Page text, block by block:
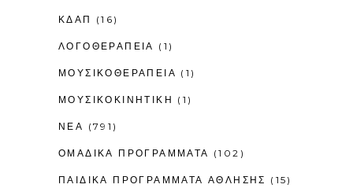
ΚΔΑΠ (16)
ΛΟΓΟΘΕΡΑΠΕΊΑ (1)
ΜΟΥΣΙΚΟΘΕΡΑΠΕΊΑ (1)
ΜΟΥΣΙΚΟΚΙΝΗΤΙΚΉ (1)
ΝΕΑ (791)
ΟΜΑΔΙΚΑ ΠΡΟΓΡΑΜΜΑΤΑ (102)
ΠΑΙΔΙΚΆ ΠΡΟΓΡΆΜΜΑΤΑ ΆΘΛΗΣΗΣ (15)